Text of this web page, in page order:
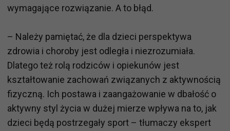
wymagające rozwiązanie. A to błąd.
– Należy pamiętać, że dla dzieci perspektywa
zdrowia i choroby jest odległa i niezrozumiała.
Dlatego też rolą rodziców i opiekunów jest
kształtowanie zachowań związanych z aktywnością
fizyczną. Ich postawa i zaangażowanie w dbałość o
aktywny styl życia w dużej mierze wpływa na to, jak
dzieci będą postrzegały sport – tłumaczy ekspert